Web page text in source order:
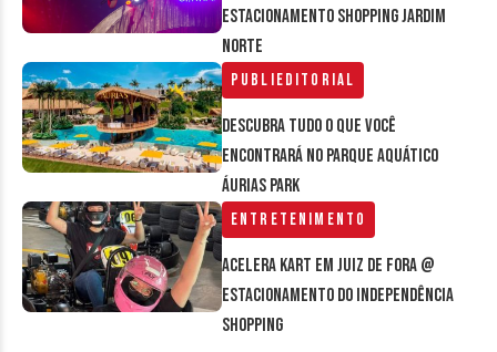
estacionamento Shopping Jardim
Norte
Publieditorial
Descubra tudo o que você
encontrará no parque aquático
Áurias Park
Entretenimento
Acelera Kart em Juiz de Fora @
estacionamento do Independência
Shopping